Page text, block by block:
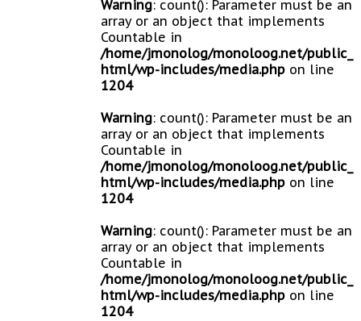
Warning: count(): Parameter must be an
array or an object that implements
Countable in
/home/jmonolog/monoloog.net/public_
html/wp-includes/media.php on line
1204
Warning: count(): Parameter must be an
array or an object that implements
Countable in
/home/jmonolog/monoloog.net/public_
html/wp-includes/media.php on line
1204
Warning: count(): Parameter must be an
array or an object that implements
Countable in
/home/jmonolog/monoloog.net/public_
html/wp-includes/media.php on line
1204